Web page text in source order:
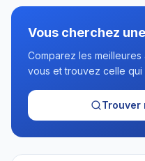
Vous cherchez
Comparez les
vous et trouvez celle
Trouver